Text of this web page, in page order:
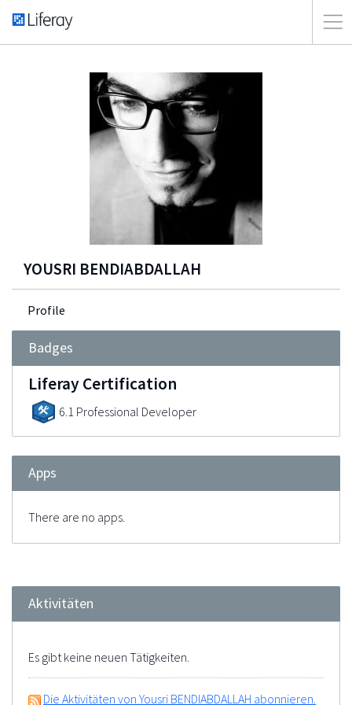
YOUSRI BENDIABDALLAH
Profile
Badges
Liferay Certification
6.1 Professional Developer
Apps
There are no apps.
Aktivitäten
Es gibt keine neuen Tätigkeiten.
Die Aktivitäten von Yousri BENDIABDALLAH abonnieren.